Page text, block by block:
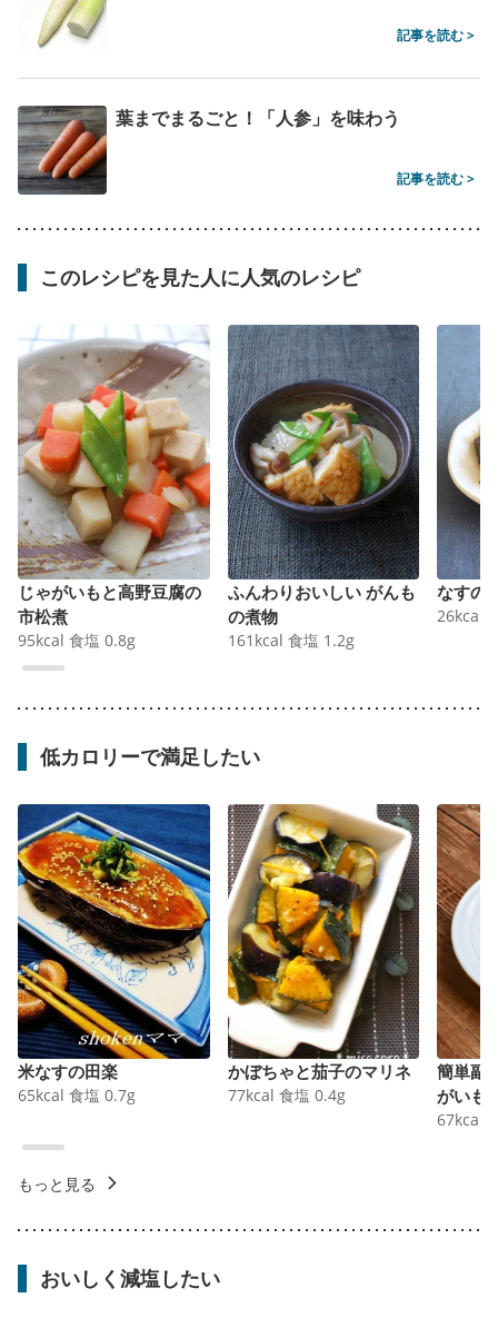
記事を読む >
葉までまるごと！「人参」を味わう
記事を読む >
このレシピを見た人に人気のレシピ
じゃがいもと高野豆腐の
市松煮
95kcal 食塩 0.8g
ふんわりおいしい がんも
の煮物
161 kcal 食塩 1.2g
なすの
26kcal
低カロリーで満足したい
米なすの田楽
65kcal 食塩 0.7g
かぼちゃと茄子のマリネ
77kcal 食塩 0.4g
簡単副
がいも
67kcal
もっと見る
おいしく減塩したい